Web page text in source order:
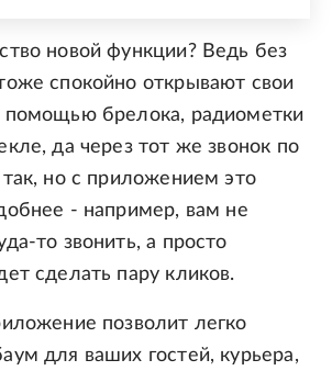
новой функции? Ведь без
спокойно открывают свои
брелока, радиометки
да через тот же звонок по
но с приложением это
- например, вам не
то звонить, а просто
сделать пару кликов.
позволит легко
для ваших гостей, курьера,